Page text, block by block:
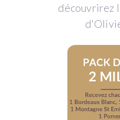
découvrirez